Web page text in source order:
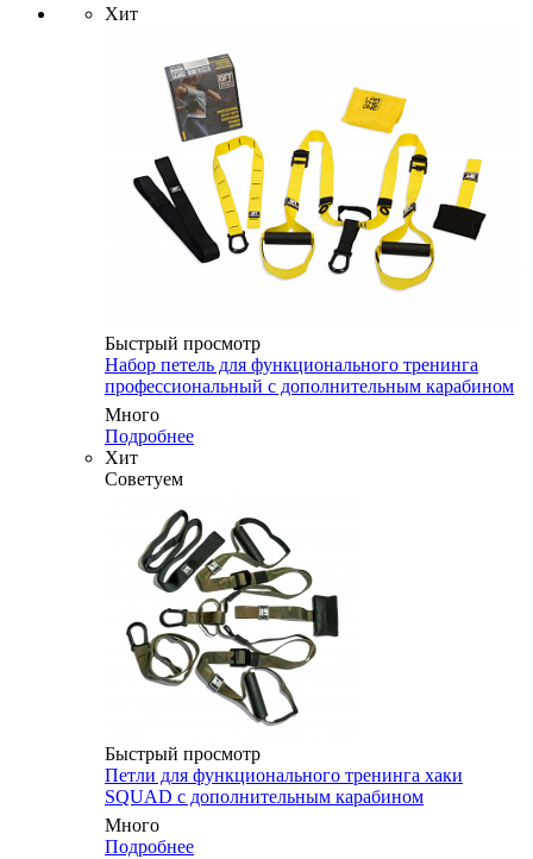
Хит
Быстрый просмотр
Набор петель для функционального тренинга
профессиональный с дополнительным карабином
Много
Подробнее
Хит
Советуем
Быстрый просмотр
Петли для функционального тренинга хаки
SQUAD с дополнительным карабином
Много
Подробнее